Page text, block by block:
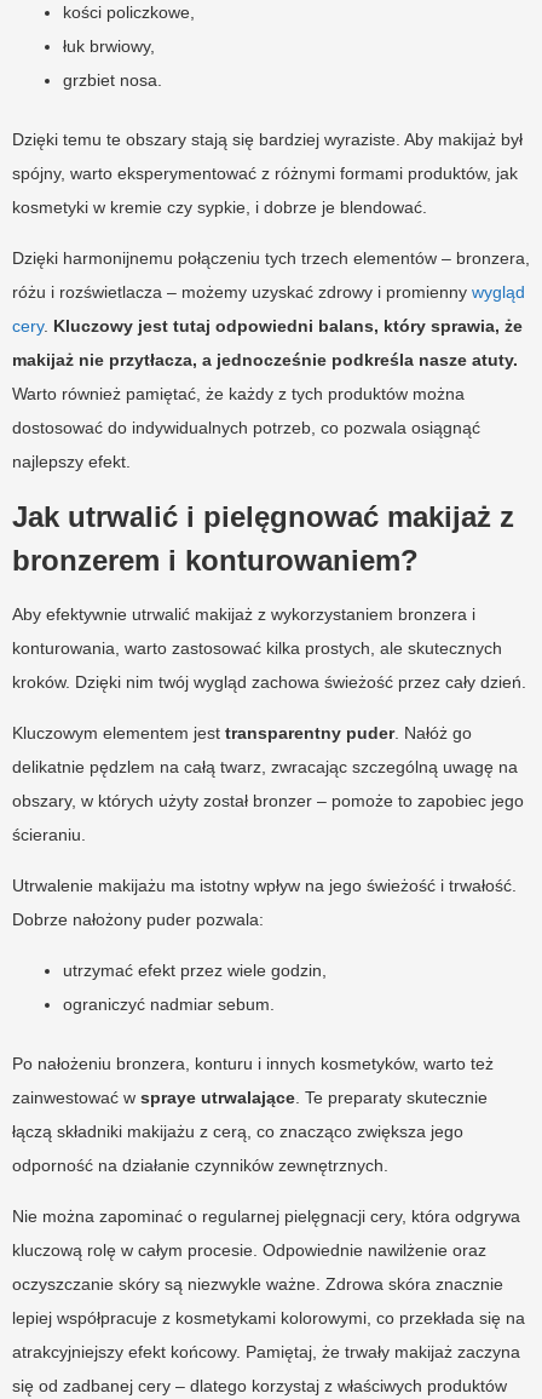
kości policzkowe,
łuk brwiowy,
grzbiet nosa.
Dzięki temu te obszary stają się bardziej wyraziste. Aby makijaż był
spójny, warto eksperymentować z różnymi formami produktów, jak
kosmetyki w kremie czy sypkie, i dobrze je blendować.
Dzięki harmonijnemu połączeniu tych trzech elementów – bronzera,
różu i rozświetlacza – możemy uzyskać zdrowy i promienny wygląd
cery. Kluczowy jest tutaj odpowiedni balans, który sprawia, że
makijaż nie przytłacza, a jednocześnie podkreśla nasze atuty.
Warto również pamiętać, że każdy z tych produktów można
dostosować do indywidualnych potrzeb, co pozwala osiągnąć
najlepszy efekt.
Jak utrwalić i pielęgnować makijaż z
bronzerem i konturowaniem?
Aby efektywnie utrwalić makijaż z wykorzystaniem bronzera i
konturowania, warto zastosować kilka prostych, ale skutecznych
kroków. Dzięki nim twój wygląd zachowa świeżość przez cały dzień.
Kluczowym elementem jest transparentny puder. Nałóż go
delikatnie pędzlem na całą twarz, zwracając szczególną uwagę na
obszary, w których użyty został bronzer – pomoże to zapobiec jego
ścieraniu.
Utrwalenie makijażu ma istotny wpływ na jego świeżość i trwałość.
Dobrze nałożony puder pozwala:
utrzymać efekt przez wiele godzin,
ograniczyć nadmiar sebum.
Po nałożeniu bronzera, konturu i innych kosmetyków, warto też
zainwestować w spraye utrwalające . Te preparaty skutecznie
łączą składniki makijażu z cerą, co znacząco zwiększa jego
odporność na działanie czynników zewnętrznych.
Nie można zapominać o regularnej pielęgnacji cery, która odgrywa
kluczową rolę w całym procesie. Odpowiednie nawilżenie oraz
oczyszczanie skóry są niezwykle ważne. Zdrowa skóra znacznie
lepiej współpracuje z kosmetykami kolorowymi, co przekłada się na
atrakcyjniejszy efekt końcowy. Pamiętaj, że trwały makijaż zaczyna
się od zadbanej cery – dlatego korzystaj z właściwych produktów